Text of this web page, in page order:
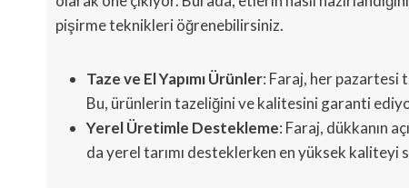
pişirme teknikleri öğrenebilirsiniz.
Taze ve El Yapımı Ürünler: Faraj, her pazartesi
Bu, ürünlerin tazeliğini ve kalitesini garanti
Yerel Üretimle Destekleme: Faraj, dükkanın
da yerel tarımı desteklerken en yüksek kaliteyi